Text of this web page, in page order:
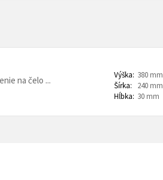
Barové stoličky
na čelo ...
Výška: 380 mm
Šírka:
240 mm
Hĺbka: 30 mm